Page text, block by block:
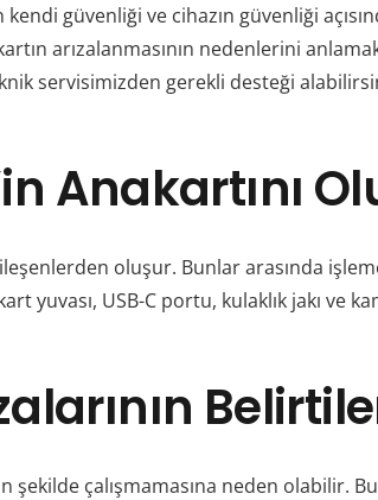
kendi güvenliği ve cihazın güvenliği
arızalanmasının nedenlerini
servisimizden gerekli desteği
Anakartını
oluşur. Bunlar arasında
yuvası, USB-C portu, kulaklık jakı
şekilde çalışmamasına neden olabilir.